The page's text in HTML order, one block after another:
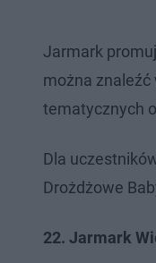
Jarmark
można znaleźć
tematycznych
Dla
Drożdżowe
22. Jarmark